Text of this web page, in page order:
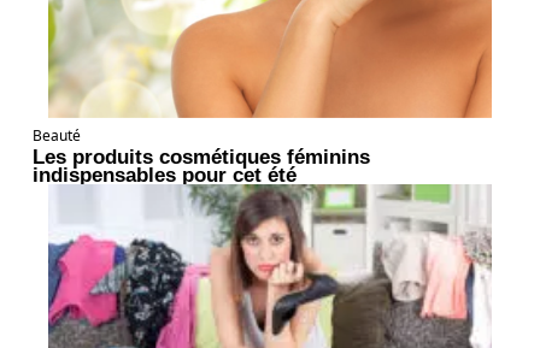
Beauté
Les produits cosmétiques féminins
indispensables pour cet été